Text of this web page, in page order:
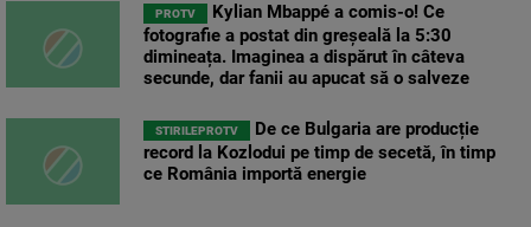
PROTV
Kylian Mbappé a comis-o! Ce
fotografie a postat din greșeală la 5:30
dimineața. Imaginea a dispărut în câteva
secunde, dar fanii au apucat să o salveze
STIRILEPROTV
De ce Bulgaria are producție
record la Kozlodui pe timp de secetă, în timp
ce România importă energie